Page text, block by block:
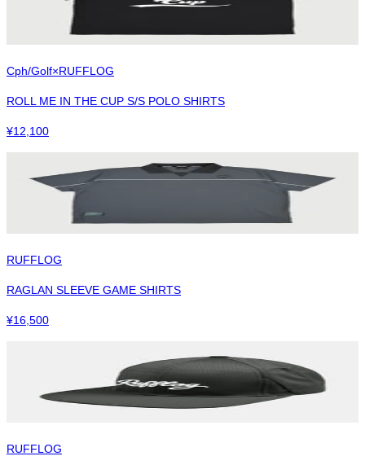
Cph/Golf×RUFFLOG
ROLL ME IN THE CUP S/S POLO SHIRTS
¥12,100
RUFFLOG
RAGLAN SLEEVE GAME SHIRTS
¥16,500
RUFFLOG